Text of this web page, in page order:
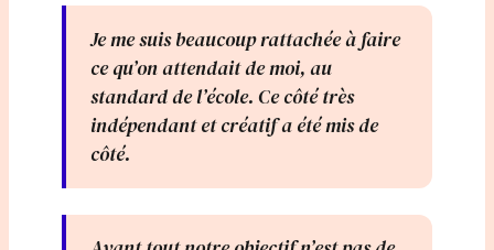
Je me suis beaucoup rattachée à faire
ce qu’on attendait de moi, au
standard de l’école. Ce côté très
indépendant et créatif a été mis de
côté.